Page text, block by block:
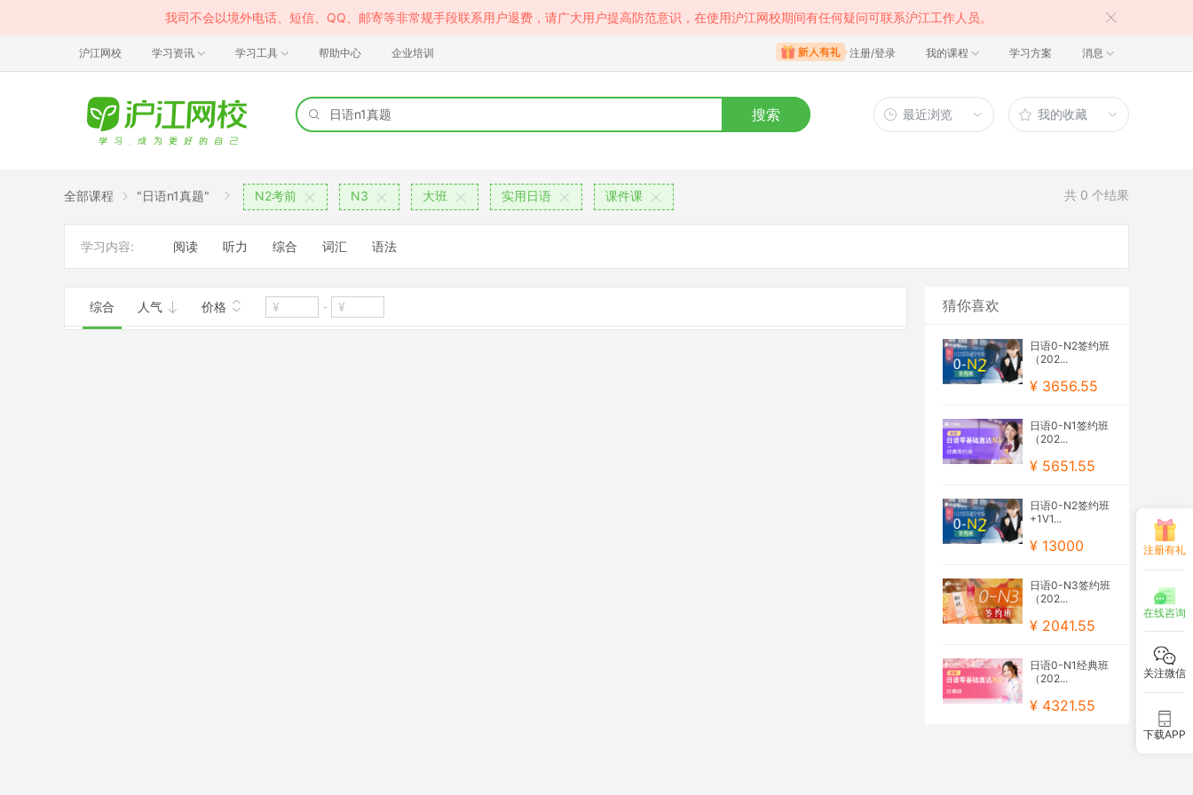
我司不会以境外电话、短信、QQ、邮寄等非常规手段联系用户退费，请广大用户提高防范意识，在使用沪江网校期间有任何疑问可联系沪江工作人员。
沪江网校 学习资讯 学习工具 帮助中心 企业培训 注册/登录 我的课程 学习方案 消息
搜索 最近浏览 我的收藏
全部课程 "日语n1真题" N2考前 N3 大班 实用日语 课件课 共 0 个结果
学习内容: 阅读 听力 综合 词汇 语法
综合 人气 价格 - 猜你喜欢
日语0-N2签约班
（202...
¥ 3656.55
日语0-N1签约班
（202...
¥ 5651.55
日语0-N2签约班
+1V1...
¥ 13000
日语0-N3签约班
（202...
¥ 2041.55
日语0-N1经典班
（202...
¥ 4321.55
注册有礼
在线咨询
关注微信
下载APP